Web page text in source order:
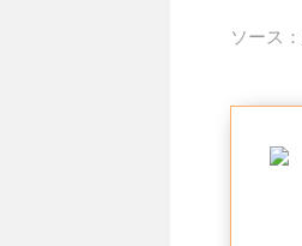
ソース：